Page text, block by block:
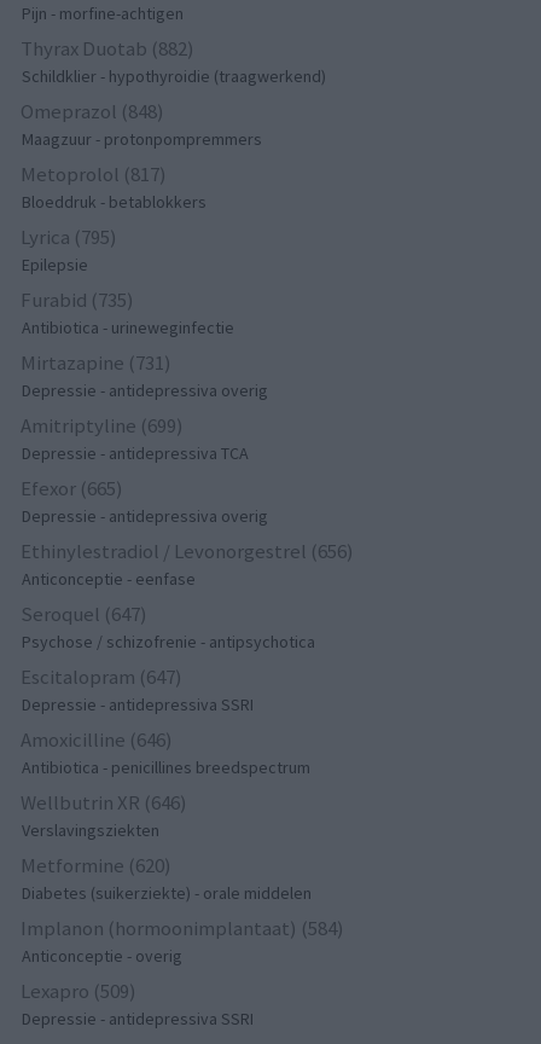
Pijn - morfine-achtigen
Thyrax Duotab (882)
Schildklier - hypothyroidie (traagwerkend)
Omeprazol (848)
Maagzuur - protonpompremmers
Metoprolol (817)
Bloeddruk - betablokkers
Lyrica (795)
Epilepsie
Furabid (735)
Antibiotica - urineweginfectie
Mirtazapine (731)
Depressie - antidepressiva overig
Amitriptyline (699)
Depressie - antidepressiva TCA
Efexor (665)
Depressie - antidepressiva overig
Ethinylestradiol / Levonorgestrel (656)
Anticonceptie - eenfase
Seroquel (647)
Psychose / schizofrenie - antipsychotica
Escitalopram (647)
Depressie - antidepressiva SSRI
Amoxicilline (646)
Antibiotica - penicillines breedspectrum
Wellbutrin XR (646)
Verslavingsziekten
Metformine (620)
Diabetes (suikerziekte) - orale middelen
Implanon (hormoonimplantaat) (584)
Anticonceptie - overig
Lexapro (509)
Depressie - antidepressiva SSRI